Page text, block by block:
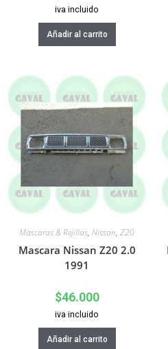
iva incluido
Añadir al carrito
Mascaras & Rejillas, Nissan, Z20
Mascara Nissan Z20 2.0
1991
$46.000
iva incluido
Añadir al carrito